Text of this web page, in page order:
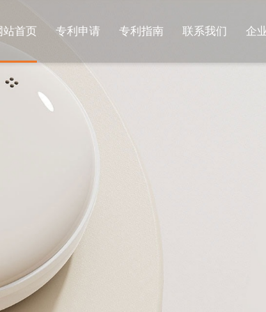
站首页 专利申请 专利指南 联系我们 企